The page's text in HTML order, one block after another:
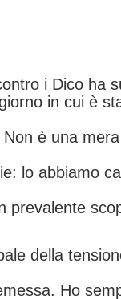
i Dico ha
in cui è
è una
lo abbiamo
prevalente
della
Ho